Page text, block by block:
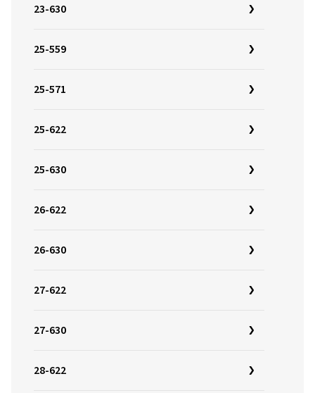
23-630
25-559
25-571
25-622
25-630
26-622
26-630
27-622
27-630
28-622